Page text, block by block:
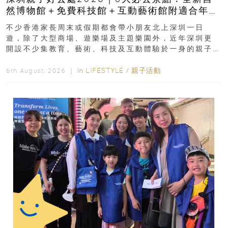
然博物館＋免費科技館＋互動藝術館附適合年
齡、交通、門票、開放時間
不少香港家長周末或假期都會帶小朋友北上深圳一日
遊，除了大型商場、遊樂場及主題樂園外，近年深圳更
開設不少集教育、藝術、科技及互動體驗於一身的親子
6th August, 2026 ｜ In LIFESTYLE / 親子活動